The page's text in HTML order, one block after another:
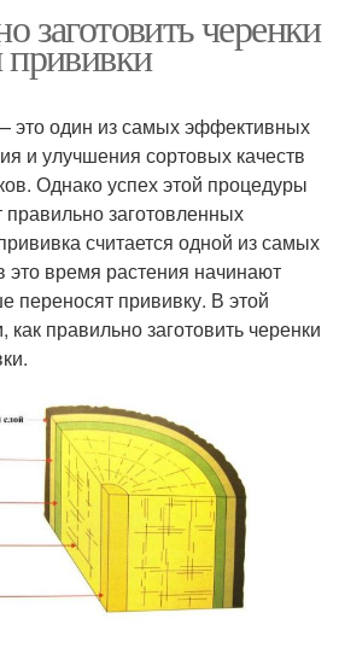
заготовить черенки
прививки
это один из самых эффективных
и улучшения сортовых качеств
Однако успех этой процедуры
правильно заготовленных
считается одной из самых
это время растения начинают
переносят прививку. В этой
правильно заготовить черенки